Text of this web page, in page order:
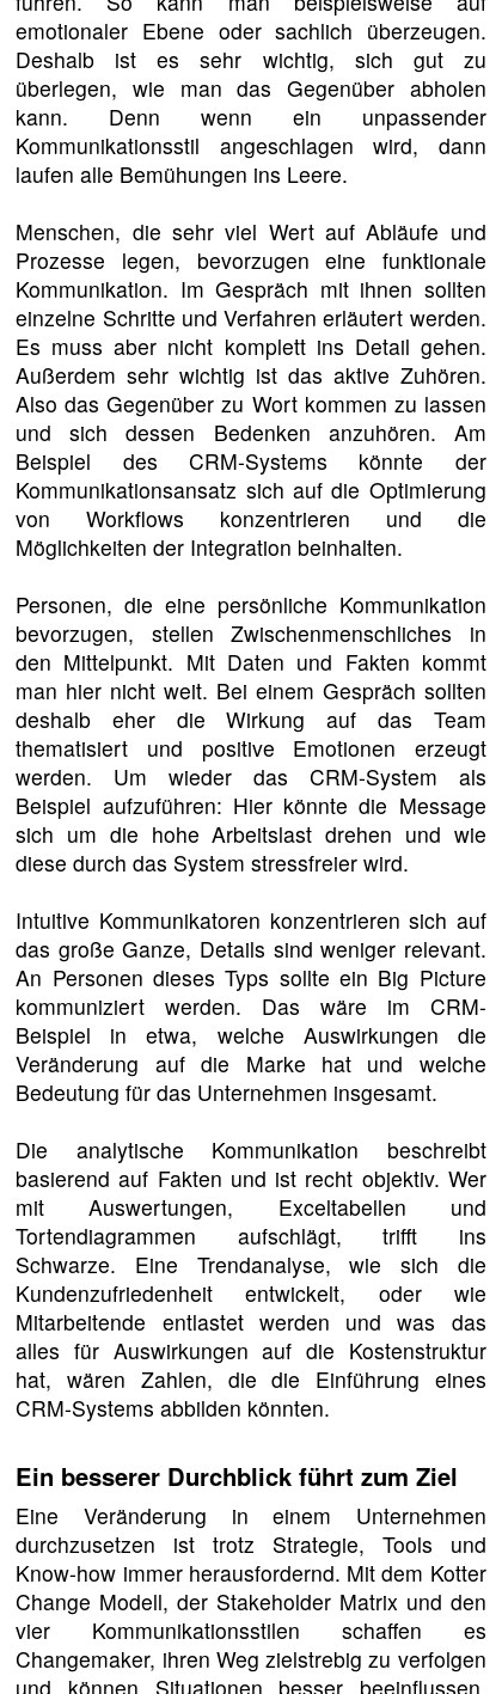
emotionaler Ebene oder sachlich überzeugen.
Deshalb ist es sehr wichtig, sich gut zu
überlegen, wie man das Gegenüber abholen
kann. Denn wenn ein unpassender
Kommunikationsstil angeschlagen wird, dann
laufen alle Bemühungen ins Leere.
Menschen, die sehr viel Wert auf Abläufe und
Prozesse legen, bevorzugen eine funktionale
Kommunikation. Im Gespräch mit ihnen sollten
einzelne Schritte und Verfahren erläutert werden.
Es muss aber nicht komplett ins Detail gehen.
Außerdem sehr wichtig ist das aktive Zuhören.
Also das Gegenüber zu Wort kommen zu lassen
und sich dessen Bedenken anzuhören. Am
Beispiel des CRM-Systems könnte der
Kommunikationsansatz sich auf die Optimierung
von Workflows konzentrieren und die
Möglichkeiten der Integration beinhalten.
Personen, die eine persönliche Kommunikation
bevorzugen, stellen Zwischenmenschliches in
den Mittelpunkt. Mit Daten und Fakten kommt
man hier nicht weit. Bei einem Gespräch sollten
deshalb eher die Wirkung auf das Team
thematisiert und positive Emotionen erzeugt
werden. Um wieder das CRM-System als
Beispiel aufzuführen: Hier könnte die Message
sich um die hohe Arbeitslast drehen und wie
diese durch das System stressfreier wird.
Intuitive Kommunikatoren konzentrieren sich auf
das große Ganze, Details sind weniger relevant.
An Personen dieses Typs sollte ein Big Picture
kommuniziert werden. Das wäre im CRM-
Beispiel in etwa, welche Auswirkungen die
Veränderung auf die Marke hat und welche
Bedeutung für das Unternehmen insgesamt.
Die analytische Kommunikation beschreibt
basierend auf Fakten und ist recht objektiv. Wer
mit Auswertungen, Exceltabellen und
Tortendiagrammen aufschlägt, trifft ins
Schwarze. Eine Trendanalyse, wie sich die
Kundenzufriedenheit entwickelt, oder wie
Mitarbeitende entlastet werden und was das
alles für Auswirkungen auf die Kostenstruktur
hat, wären Zahlen, die die Einführung eines
CRM-Systems abbilden könnten.
Ein besserer Durchblick führt zum Ziel
Eine Veränderung in einem Unternehmen
durchzusetzen ist trotz Strategie, Tools und
Know-how immer herausfordernd. Mit dem Kotter
Change Modell, der Stakeholder Matrix und den
vier Kommunikationsstilen schaffen es
Changemaker, ihren Weg zielstrebig zu verfolgen
und können Situationen besser beeinflussen,